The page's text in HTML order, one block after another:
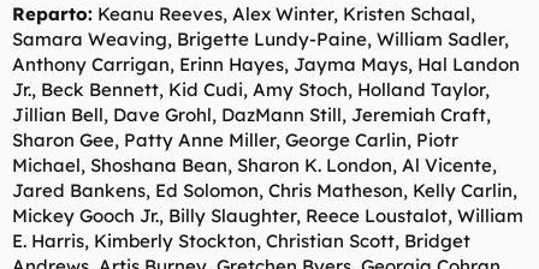
Reparto: Keanu Reeves, Alex Winter, Kristen Schaal,
Samara Weaving, Brigette Lundy-Paine, William Sadler,
Anthony Carrigan, Erinn Hayes, Jayma Mays, Hal Landon
Jr., Beck Bennett, Kid Cudi, Amy Stoch, Holland Taylor,
Jillian Bell, Dave Grohl, DazMann Still, Jeremiah Craft,
Sharon Gee, Patty Anne Miller, George Carlin, Piotr
Michael, Shoshana Bean, Sharon K. London, Al Vicente,
Jared Bankens, Ed Solomon, Chris Matheson, Kelly Carlin,
Mickey Gooch Jr., Billy Slaughter, Reece Loustalot, William
E. Harris, Kimberly Stockton, Christian Scott, Bridget